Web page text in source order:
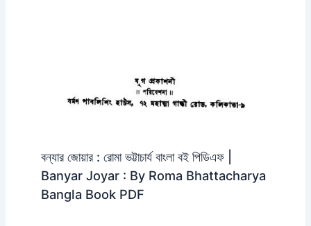
বন্যার জোয়ার : রোমা ভট্টাচার্য বাংলা বই পিডিএফ |
Banyar Joyar : By Roma Bhattacharya
Bangla Book PDF